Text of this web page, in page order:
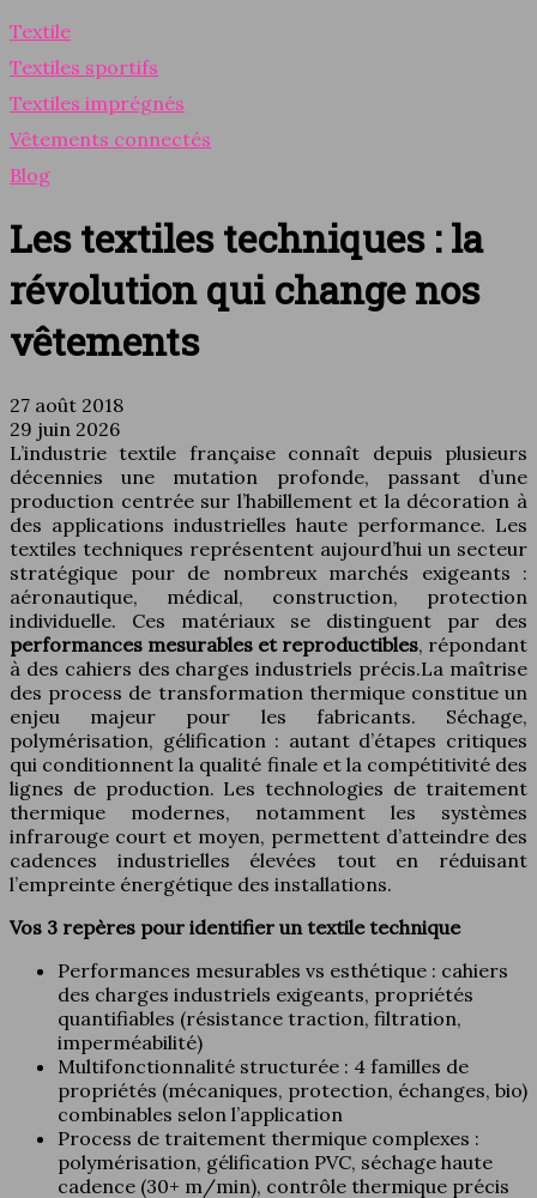
Textile
Textiles sportifs
Textiles imprégnés
Vêtements connectés
Blog
Les textiles techniques : la
révolution qui change nos
vêtements
27 août 2018
29 juin 2026
L’industrie textile française connaît depuis plusieurs
décennies une mutation profonde, passant d’une
production centrée sur l’habillement et la décoration à
des applications industrielles haute performance. Les
textiles techniques représentent aujourd’hui un secteur
stratégique pour de nombreux marchés exigeants :
aéronautique, médical, construction, protection
individuelle. Ces matériaux se distinguent par des
performances mesurables et reproductibles, répondant
à des cahiers des charges industriels précis.La maîtrise
des process de transformation thermique constitue un
enjeu majeur pour les fabricants. Séchage,
polymérisation, gélification : autant d’étapes critiques
qui conditionnent la qualité finale et la compétitivité des
lignes de production. Les technologies de traitement
thermique modernes, notamment les systèmes
infrarouge court et moyen, permettent d’atteindre des
cadences industrielles élevées tout en réduisant
l’empreinte énergétique des installations.
Vos 3 repères pour identifier un textile technique
Performances mesurables vs esthétique : cahiers
des charges industriels exigeants, propriétés
quantifiables (résistance traction, filtration,
imperméabilité)
Multifonctionnalité structurée : 4 familles de
propriétés (mécaniques, protection, échanges, bio)
combinables selon l’application
Process de traitement thermique complexes :
polymérisation, gélification PVC, séchage haute
cadence (30+ m/min), contrôle thermique précis